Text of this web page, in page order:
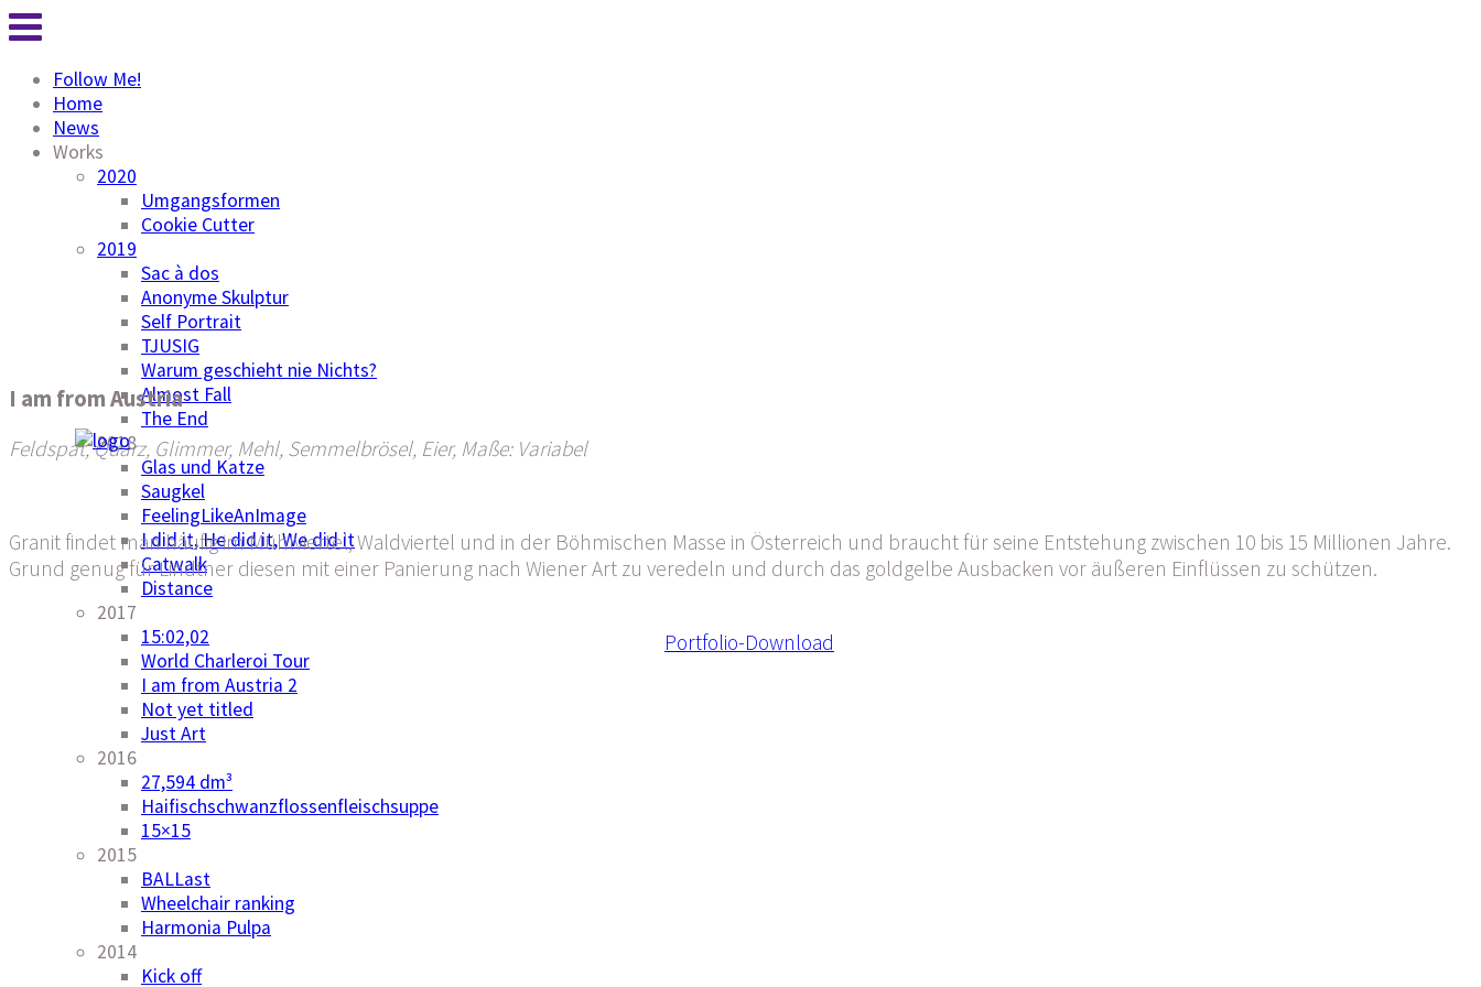
Follow Me!
Home
News
Works
2020
Umgangsformen
Cookie Cutter
2019
Sac à dos
Anonyme Skulptur
Self Portrait
TJUSIG
Warum geschieht nie Nichts?
Almost Fall
The End
2018
Glas und Katze
Saugkel
FeelingLikeAnImage
I did it, He did it, We did it
Catwalk
Distance
2017
15:02,02
World Charleroi Tour
I am from Austria 2
Not yet titled
Just Art
2016
27,594 dm³
Haifischschwanzflossenfleischsuppe
15×15
2015
BALLast
Wheelchair ranking
Harmonia Pulpa
2014
Kick off
I am from Austria
Feldspat, Quarz, Glimmer, Mehl, Semmelbrösel, Eier, Maße: Variabel
Granit findet man häufig im Mühlviertel, Waldviertel und in der Böhmischen Masse in Österreich und braucht für seine Entstehung zwischen 10 bis 15 Millionen Jahre.
Grund genug für Lindtner diesen mit einer Panierung nach Wiener Art zu veredeln und durch das goldgelbe Ausbacken vor äußeren Einflüssen zu schützen.
Portfolio-Download